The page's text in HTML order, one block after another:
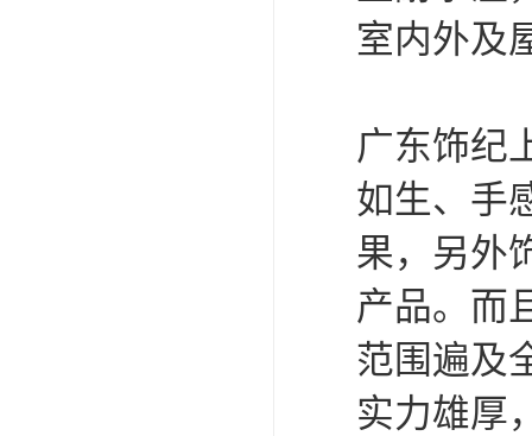
室内外及
广东饰纪
如生、手
果，另外
产品。而
范围遍及
实力雄厚